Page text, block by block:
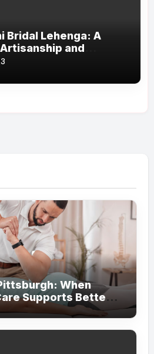
Bridal Lehenga: A
and
When
Supports Better
and Comfort